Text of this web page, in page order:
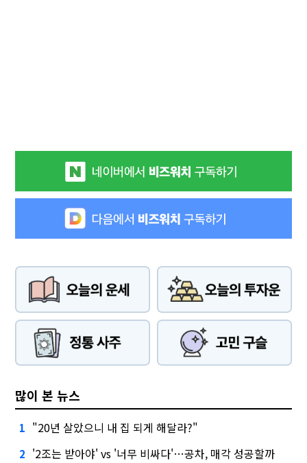
많이 본 뉴스
1 "20년 살았으니 내 집 되게 해달라?"
2 '2조는 받아야' vs '너무 비싸다'…공차, 매각 성공할까